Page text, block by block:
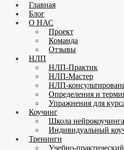
Главная
Блог
О НАС
Проект
Команда
Отзывы
НЛП
НЛП-Практик
НЛП-Мастер
НЛП-
Определения и
Упражнения для
Коучинг
Школа нейрокоучинга
Индивидуальный
Тренинги
Учебно-